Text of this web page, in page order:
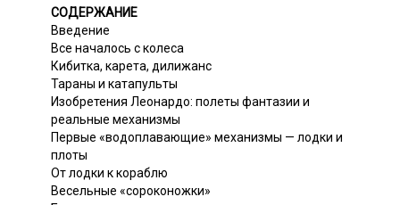
СОДЕРЖАНИЕ
Введение
Все началось с колеса
Кибитка, карета, дилижанс
Тараны и катапульты
Изобретения Леонардо: полеты фантазии и
реальные механизмы
Первые «водоплавающие» механизмы — лодки и
плоты
От лодки к кораблю
Весельные «сороконожки»